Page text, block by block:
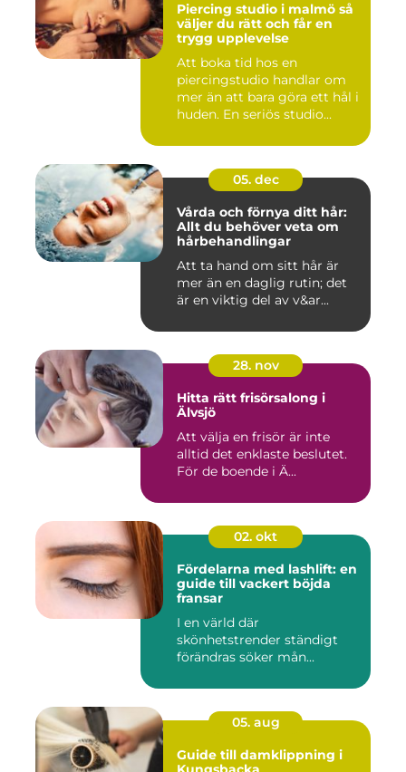
Piercing studio i malmö så
väljer du rätt och får en
trygg upplevelse
Att boka tid hos en
piercingstudio handlar om
mer än att bara göra ett hål i
huden. En seriös studio...
05. dec
Vårda och förnya ditt hår:
Allt du behöver veta om
hårbehandlingar
Att ta hand om sitt hår är
mer än en daglig rutin; det
är en viktig del av v&ar...
28. nov
Hitta rätt frisörsalong i
Älvsjö
Att välja en frisör är inte
alltid det enklaste beslutet.
För de boende i Ä...
02. okt
Fördelarna med lashlift: en
guide till vackert böjda
fransar
I en värld där
skönhetstrender ständigt
förändras söker mån...
05. aug
Guide till damklippning i